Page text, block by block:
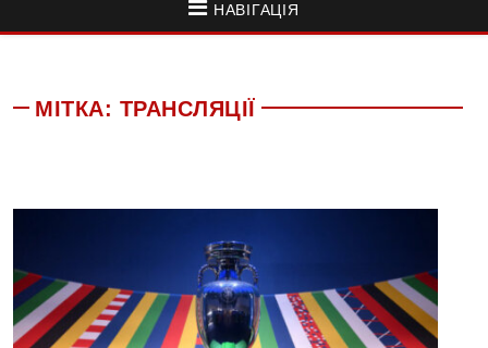
НАВІГАЦІЯ
МІТКА: ТРАНСЛЯЦІЇ